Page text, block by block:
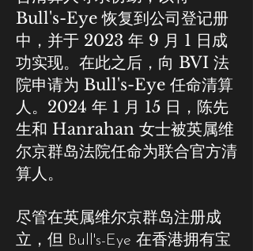
Bull's-Eye 恢复到公司登记册
中，并于 2023 年 9 月 1 日成
功实现。在此之后，向 BVI 法
院申请为 Bull's-Eye 任命清算
人。2024 年 1 月 15 日，陈先
生和 Hanrahan 女士被英属维
尔京群岛法院任命为联合官方清
算人。
尽管在英属维尔京群岛注册成
立，但 Bull's-Eye 在香港拥有宝